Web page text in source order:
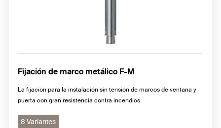
Fijación de marco metálico F-M
La fijación para la instalación sin tensión de marcos de ventana y
puerta con gran resistencia contra incendios
8 Variantes